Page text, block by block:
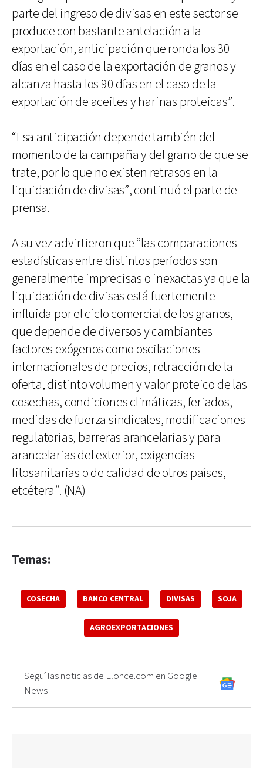
parte del ingreso de divisas en este sector se
produce con bastante antelación a la
exportación, anticipación que ronda los 30
días en el caso de la exportación de granos y
alcanza hasta los 90 días en el caso de la
exportación de aceites y harinas proteicas”.
“Esa anticipación depende también del
momento de la campaña y del grano de que se
trate, por lo que no existen retrasos en la
liquidación de divisas”, continuó el parte de
prensa.
A su vez advirtieron que “las comparaciones
estadísticas entre distintos períodos son
generalmente imprecisas o inexactas ya que la
liquidación de divisas está fuertemente
influida por el ciclo comercial de los granos,
que depende de diversos y cambiantes
factores exógenos como oscilaciones
internacionales de precios, retracción de la
oferta, distinto volumen y valor proteico de las
cosechas, condiciones climáticas, feriados,
medidas de fuerza sindicales, modificaciones
regulatorias, barreras arancelarias y para
arancelarias del exterior, exigencias
fitosanitarias o de calidad de otros países,
etcétera”. (NA)
Temas:
COSECHA BANCO CENTRAL DIVISAS SOJA
AGROEXPORTACIONES
Seguí las noticias de Elonce.com en Google
News